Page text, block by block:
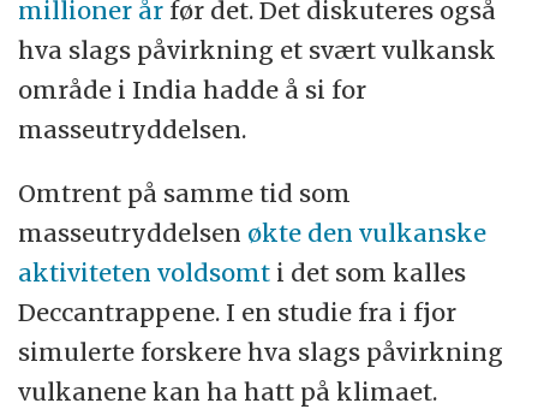
millioner år før det. Det diskuteres også
hva slags påvirkning et svært vulkansk
område i India hadde å si for
masseutryddelsen.
Omtrent på samme tid som
masseutryddelsen økte den vulkanske
aktiviteten voldsomt i det som kalles
Deccantrappene. I en studie fra i fjor
simulerte forskere hva slags påvirkning
vulkanene kan ha hatt på klimaet.